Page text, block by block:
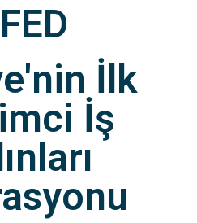
İlk
İş